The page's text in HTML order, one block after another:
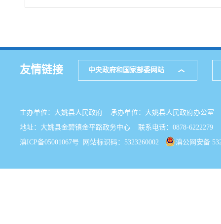
友情链接 中央政府和国家部委网站
主办单位：大姚县人民政府 承办单位：大姚县人民政府办公
地址：大姚县金碧镇金平路政务中心 联系电话：0878-6222279
滇ICP备05001067号 网站标识码：5323260002 滇公网安备